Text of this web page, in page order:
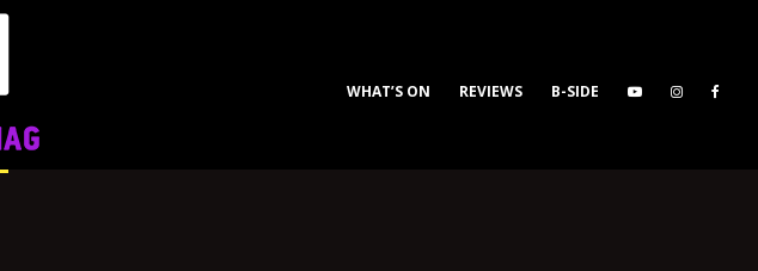
B-SIDE
REVIEWS
WHAT’S ON